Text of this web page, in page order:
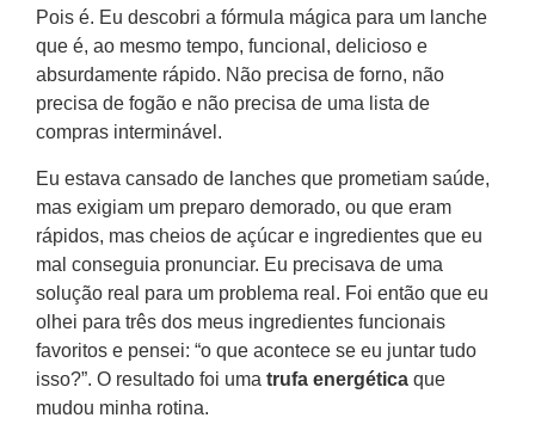
Pois é. Eu descobri a fórmula mágica para um lanche
que é, ao mesmo tempo, funcional, delicioso e
absurdamente rápido. Não precisa de forno, não
precisa de fogão e não precisa de uma lista de
compras interminável.
Eu estava cansado de lanches que prometiam saúde,
mas exigiam um preparo demorado, ou que eram
rápidos, mas cheios de açúcar e ingredientes que eu
mal conseguia pronunciar. Eu precisava de uma
solução real para um problema real. Foi então que eu
olhei para três dos meus ingredientes funcionais
favoritos e pensei: “o que acontece se eu juntar tudo
isso?”. O resultado foi uma trufa energética que
mudou minha rotina.